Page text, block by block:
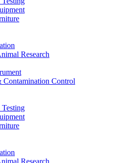
Research
Contamination Control
Research